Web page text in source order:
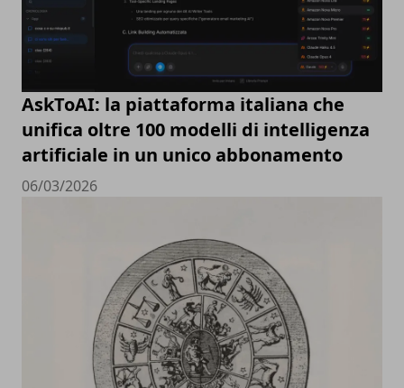
AskToAI: la piattaforma italiana che
unifica oltre 100 modelli di intelligenza
artificiale in un unico abbonamento
06/03/2026